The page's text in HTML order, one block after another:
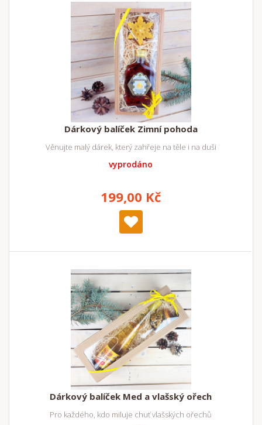
Dárkový balíček Zimní pohoda
Věnujte malý dárek, který zahřeje na těle i na duši
vyprodáno
199,00 Kč
Dárkový balíček Med a vlašský ořech
Pro každého, kdo miluje chuť vlašských ořechů